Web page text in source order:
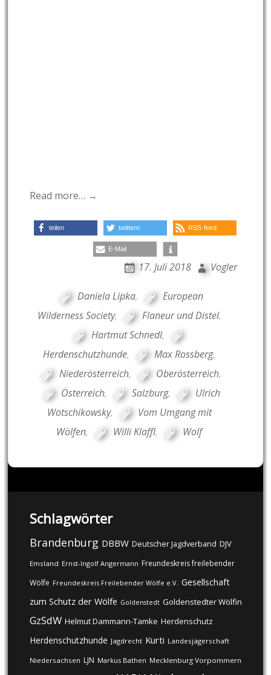
Read more… →
teilen twittern RSS-feed
E-Mail
17. Juli 2018 Vogler
Daniela Lipka,
European
Wilderness Society, Flaneur und Distel,
Hartmut Schnedl,
Herdenschutzhunde, Max Rossberg,
Niederösterreich, Oberösterreich,
Österreich, Salzburg,
Ulrich
Wotschikowsky,
Vom Umgang mit
Wölfen, Willi Klaffl, Wolf
Schlagwörter
Brandenburg DBBW Deutscher Jagdverband DJV
Emsland Ernst-Ingolf Angermann Freundeskreis freilebender
Wölfe Freundeskreis Freilebender Wölfe e.V. Gesellschaft
zum Schutz der Wölfe Goldenstedt Goldenstedter Wölfin
GzSdW Helmut Dammann-Tamke Herdenschutz
Herdenschutzhunde Jagdrecht Kurti Landesjägerschaft
Niedersachsen LJN Markus Bathen Mecklenburg Vorpommern